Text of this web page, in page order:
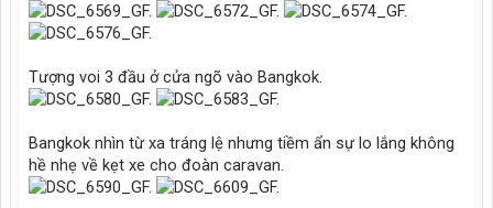
Tượng voi 3 đầu ở cửa ngõ vào Bangkok.
Bangkok nhìn từ xa tráng lệ nhưng tiềm ẩn sự lo lắng không
hề nhẹ về kẹt xe cho đoàn caravan.